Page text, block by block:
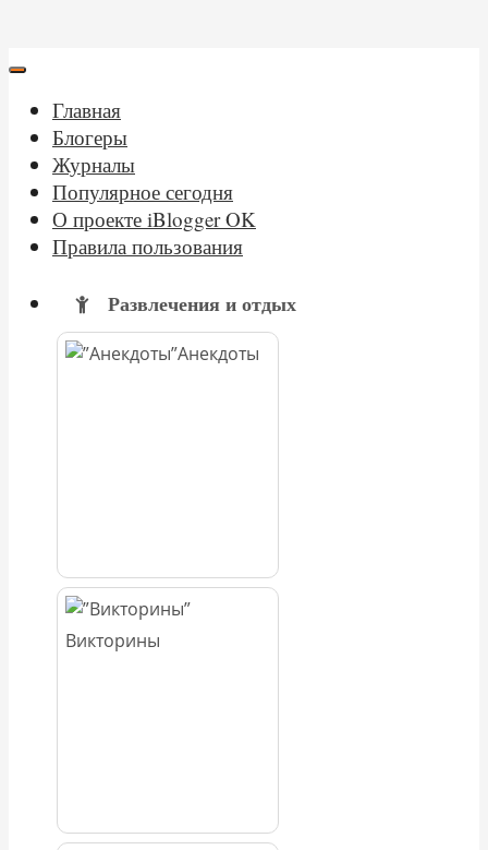
Главная
Блогеры
Журналы
Популярное сегодня
О проекте iBlogger OK
Правила пользования
Развлечения и отдых
Анекдоты
Викторины